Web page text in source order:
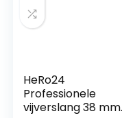
HeRo24
Professionele
vijverslang 38 mm